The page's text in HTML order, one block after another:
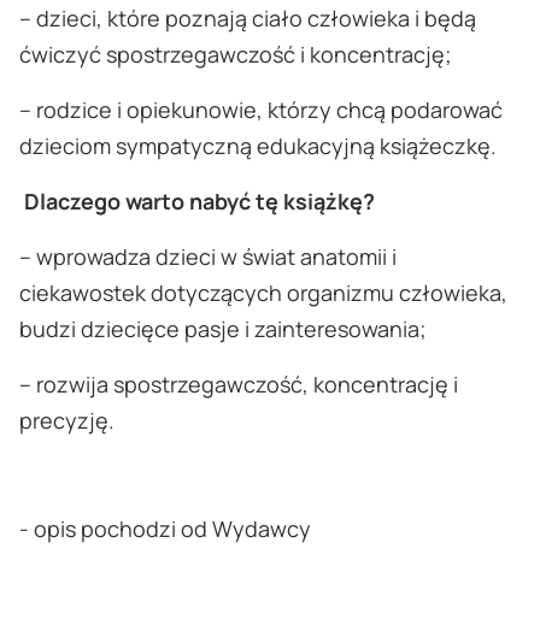
– dzieci, które poznają ciało człowieka i będą
ćwiczyć spostrzegawczość i koncentrację;
– rodzice i opiekunowie, którzy chcą podarować
dzieciom sympatyczną edukacyjną książeczkę.
Dlaczego warto nabyć tę książkę?
– wprowadza dzieci w świat anatomii i
ciekawostek dotyczących organizmu człowieka,
budzi dziecięce pasje i zainteresowania;
– rozwija spostrzegawczość, koncentrację i
precyzję.
- opis pochodzi od Wydawcy